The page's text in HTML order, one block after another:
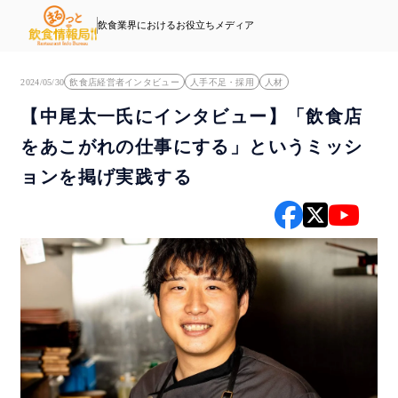
飲食業界におけるお役立ちメディア
2024/05/30 飲食店経営者インタビュー 人手不足・採用 人材
【中尾太一氏にインタビュー】「飲食店
をあこがれの仕事にする」というミッシ
ョンを掲げ実践する